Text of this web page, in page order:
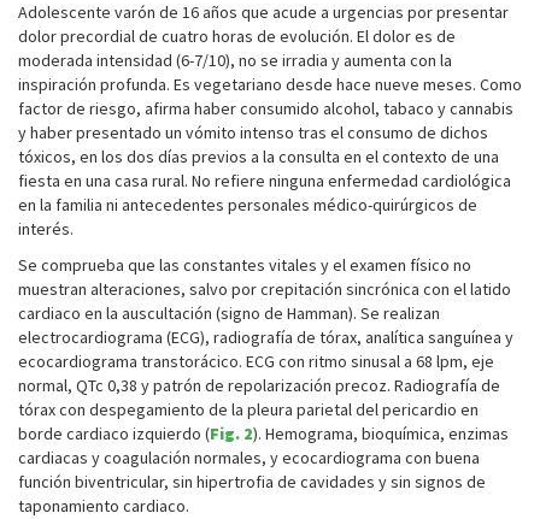
Adolescente varón de 16 años que acude a urgencias por presentar
dolor precordial de cuatro horas de evolución. El dolor es de
moderada intensidad (6-7/10), no se irradia y aumenta con la
inspiración profunda. Es vegetariano desde hace nueve meses. Como
factor de riesgo, afirma haber consumido alcohol, tabaco y cannabis
y haber presentado un vómito intenso tras el consumo de dichos
tóxicos, en los dos días previos a la consulta en el contexto de una
fiesta en una casa rural. No refiere ninguna enfermedad cardiológica
en la familia ni antecedentes personales médico-quirúrgicos de
interés.
Se comprueba que las constantes vitales y el examen físico no
muestran alteraciones, salvo por crepitación sincrónica con el latido
cardiaco en la auscultación (signo de Hamman). Se realizan
electrocardiograma (ECG), radiografía de tórax, analítica sanguínea y
ecocardiograma transtorácico. ECG con ritmo sinusal a 68 lpm, eje
normal, QTc 0,38 y patrón de repolarización precoz. Radiografía de
tórax con despegamiento de la pleura parietal del pericardio en
borde cardiaco izquierdo (Fig. 2). Hemograma, bioquímica, enzimas
cardiacas y coagulación normales, y ecocardiograma con buena
función biventricular, sin hipertrofia de cavidades y sin signos de
taponamiento cardiaco.